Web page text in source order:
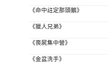
《命中註定那頭鵝》
《獵人兄弟》
《喪屍集中營》
《金盆洗手》